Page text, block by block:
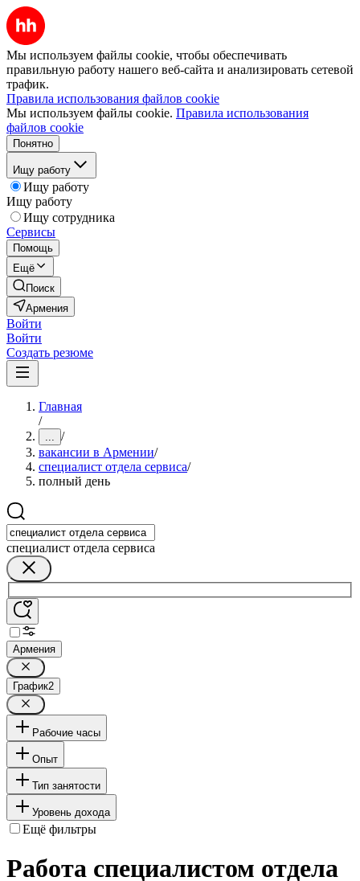
Мы используем файлы cookie, чтобы обеспечивать
правильную работу нашего веб-сайта и анализировать сетевой
трафик.
Правила использования файлов cookie
Мы используем файлы cookie. Правила использования
файлов cookie
Понятно
Ищу работу
Ищу работу
Ищу работу
Ищу сотрудника
Сервисы
Помощь
Ещё
Поиск
Армения
Войти
Войти
Создать резюме
Главная
/
... /
вакансии в Армении/
специалист отдела сервиса/
полный день
специалист отдела сервиса
Армения
График2
Рабочие часы
Опыт
Тип занятости
Уровень дохода
Ещё фильтры
Работа специалистом отдела